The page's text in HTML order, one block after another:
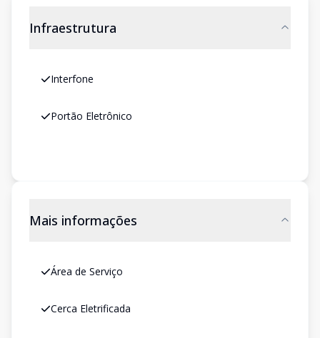
Infraestrutura
Interfone
Portão Eletrônico
Mais informações
Área de Serviço
Cerca Eletrificada